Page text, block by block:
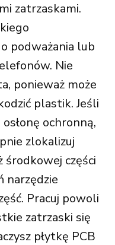
zatrzaskami.
podważania lub
Nie
ponieważ może
plastik. Jeśli
ochronną,
zlokalizuj
środkowej części
narzędzie
Pracuj powoli
zatrzaski się
płytkę PCB